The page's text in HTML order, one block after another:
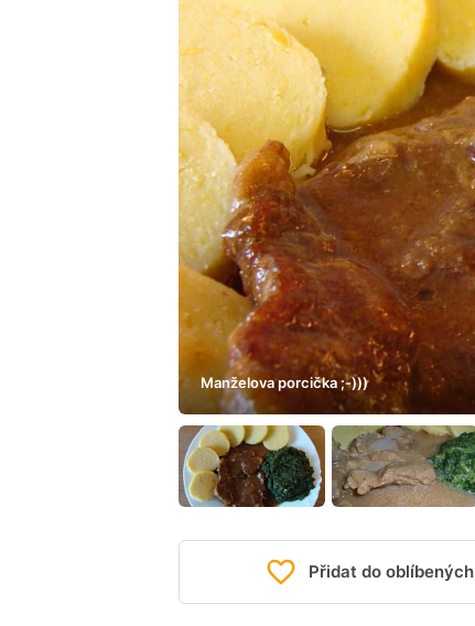
Manželova porcička ;-)))
Přidat do oblíbených